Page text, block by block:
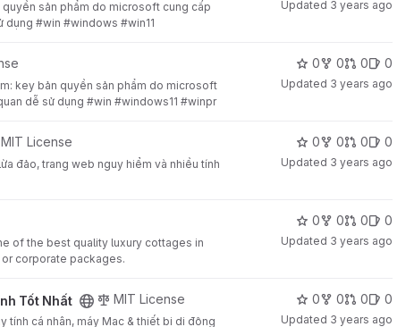
quyền sản phẩm do microsoft cung cấp
dụng #win #windows #win11
Updated 3 years ago
key bản quyền sản phẩm do microsoft
dễ sử dụng #win #windows11 #winpr
0 0 0 0
Updated 3 years ago
MIT License
đảo, trang web nguy hiểm và nhiều tính
0 0 0 0
Updated 3 years ago
of the best quality luxury cottages in
corporate packages.
0 0 0 0
Updated 3 years ago
Tốt Nhất MIT License
tính cá nhân, máy Mac & thiết bị di động
0 0 0 0
Updated 3 years ago